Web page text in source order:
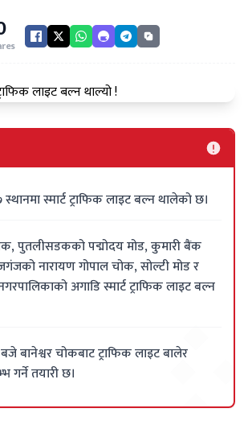
स्मार्ट ट्राफिक लाइट बल्न थालेको छ।
पुतलीसडकको पद्मोदय मोड, कुमारी बैंक
नारायण गोपाल चोक, सोल्टी मोड र
अगाडि स्मार्ट ट्राफिक लाइट बल्न
बानेश्वर चोकबाट ट्राफिक लाइट बालेर
गर्ने तयारी छ।